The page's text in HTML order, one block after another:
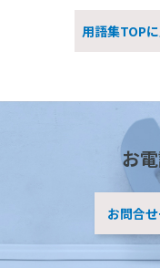
用語集TOP
お
お問合